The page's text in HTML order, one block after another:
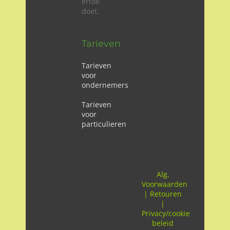
doet.
Tarieven
Tarieven
voor
ondernemers
Tarieven
voor
particulieren
Alg.
Voorwaarden
| Retouren
|
Privacy/cookie
beleid